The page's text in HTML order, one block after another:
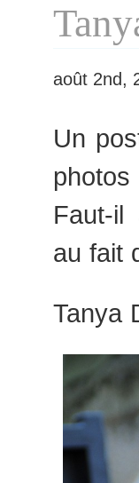
août 2nd,
Un
Faut-il
au fait
Tanya